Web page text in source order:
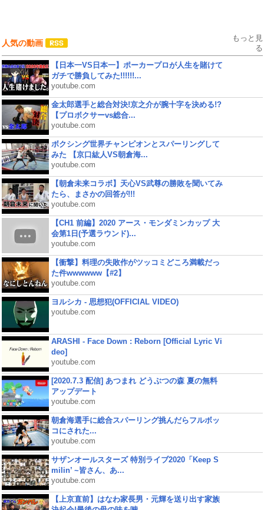
人気の動画
もっと見
る
【日本一VS日本一】ポーカープロが人生を賭けて
ガチで勝負してみた!!!!!!...
youtube.com
金太郎選手と総合対決!京之介が腕十字を決める!?
【プロボクサーvs総合...
youtube.com
ボクシング世界チャンピオンとスパーリングして
みた 【京口紘人VS朝倉海...
youtube.com
【朝倉未来コラボ】天心VS武尊の勝敗を聞いてみ
たら、まさかの回答が!!!
youtube.com
【CH1 前編】2020 アース・モンダミンカップ 大
会第1日(予選ラウンド)...
youtube.com
【衝撃】料理の失敗作がツッコミどころ満載だっ
た件wwwwww【#2】
youtube.com
ヨルシカ - 思想犯(OFFICIAL VIDEO)
youtube.com
ARASHI - Face Down : Reborn [Official Lyric Vi
deo]
youtube.com
[2020.7.3 配信] あつまれ どうぶつの森 夏の無料
アップデート
youtube.com
朝倉海選手に総合スパーリング挑んだらフルボッ
コにされた...
youtube.com
サザンオールスターズ 特別ライブ2020「Keep S
milin’ ~皆さん、あ...
youtube.com
【上京直前】はなわ家長男・元輝を送り出す家族